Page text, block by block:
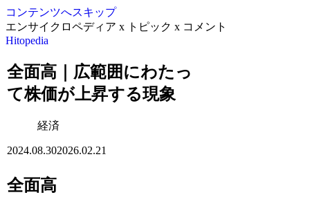
コンテンツへスキップ
エンサイクロペディア x トピック x コメント
Hitopedia
全面高｜広範囲にわたっ
て株価が上昇する現象
経済
2024.08.302026.02.21
全面高